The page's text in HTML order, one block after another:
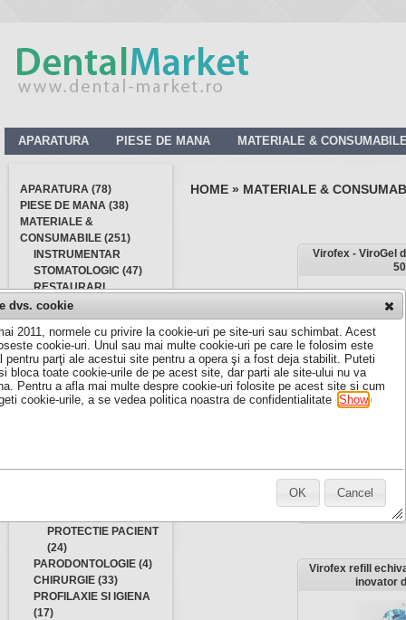
APARATURA PIESE DE MANA MATERIALE &
APARATURA (78)
PIESE DE MANA (38)
MATERIALE &
CONSUMABILE (251)
INSTRUMENTAR
STOMATOLOGIC (47)
RESTAURARI
CORONARE (43)
ENDODONTIE (38)
PROTETICA (27)
IGIENA SI DEZINFECTIE
(75)
ACCESORII
STERILIZARE (9)
DEZINFECTANTI SI
PROTECTIE PACIENT
(24)
PARODONTOLOGIE (4)
CHIRURGIE (33)
PROFILAXIE SI IGIENA
(17)
HOME » MATERIALE &
Virofex - ViroGel
Producător:
Virofex refill
inovator
dvs. cookie
2011, normele cu privire la cookie-uri pe site-uri sau schimbat. Acest
cookie-uri. Unul sau mai multe cookie-uri pe care le folosim este
pentru parţi ale acestui site pentru a opera şi a fost deja stabilit. Puteti
bloca toate cookie-urile de pe acest site, dar parti ale site-ului nu va
Pentru a afla mai multe despre cookie-uri folosite pe acest site si cum
cookie-urile, a se vedea politica noastra de confidentialitate ( Show)
OK Cancel